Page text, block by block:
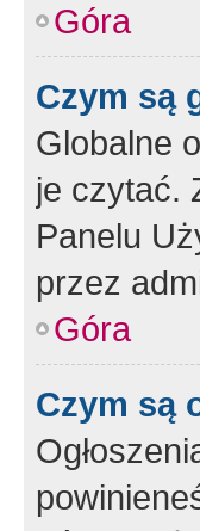
Góra
Czym są
Globalne
je czytać.
Panelu
przez
Góra
Czym są